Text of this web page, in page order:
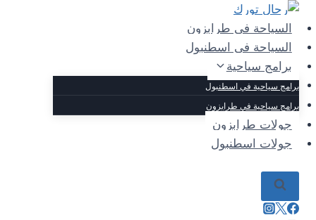
التجاوز
إلى
المحتوى
السياحة في طرابزون
السياحة في اسطنبول
برامج سياحية
برامج سياحية في اسطنبول
برامج سياحية في طرابزون
جولات طرابزون
جولات اسطنبول